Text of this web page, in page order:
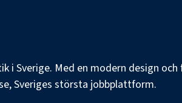
i Sverige. Med en modern design
Sveriges största jobbplattform.